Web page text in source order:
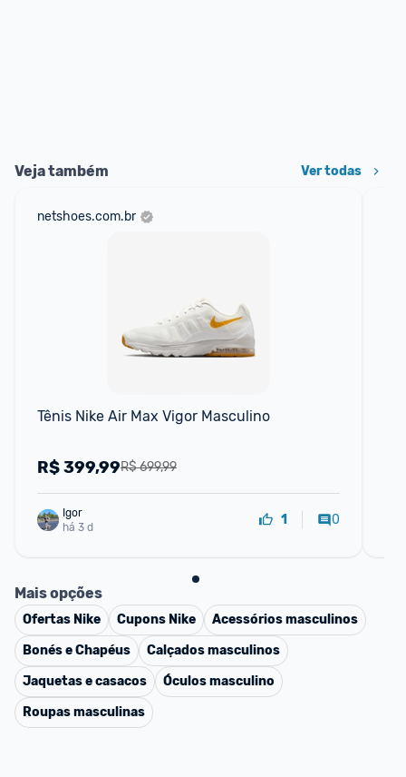
Veja também Ver todas
netshoes.com.br
Tênis Nike Air Max Vigor Masculino
R$ 699,99
R$399,99
Igor
há 3 d
1 0
Mais opções
Ofertas Nike Cupons Nike
Acessórios masculinos
Bonés e Chapéus
Calçados masculinos
Jaquetas e casacos
Óculos masculino
Roupas masculinas